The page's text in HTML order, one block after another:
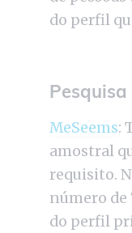
do perfil
Pesquisa
MeSeems:
amostral
requisito.
número de
do perfil